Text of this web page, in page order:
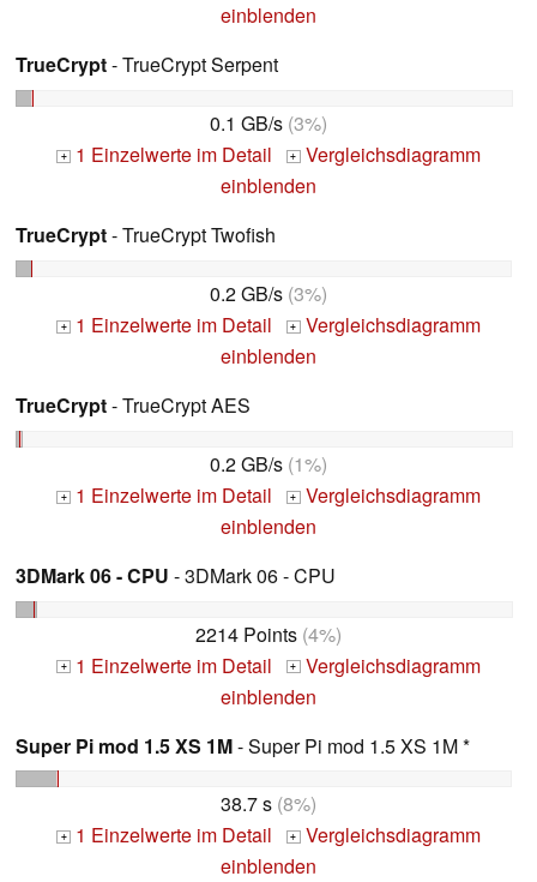
einblenden
TrueCrypt- TrueCrypt Serpent
0.1 GB/s (3%)
+ 1 Einzelwerte im Detail + Vergleichsdiagramm
einblenden
TrueCrypt- TrueCrypt Twofish
0.2 GB/s (3%)
+ 1 Einzelwerte im Detail + Vergleichsdiagramm
einblenden
TrueCrypt- TrueCrypt AES
0.2 GB/s (1%)
+ 1 Einzelwerte im Detail + Vergleichsdiagramm
einblenden
3DMark 06 - CPU - 3DMark 06 - CPU
2214 Points (4%)
+ 1 Einzelwerte im Detail + Vergleichsdiagramm
einblenden
Super Pi mod 1.5 XS 1M- Super Pi mod 1.5 XS 1M *
38.7 s (8%)
+ 1 Einzelwerte im Detail + Vergleichsdiagramm
einblenden